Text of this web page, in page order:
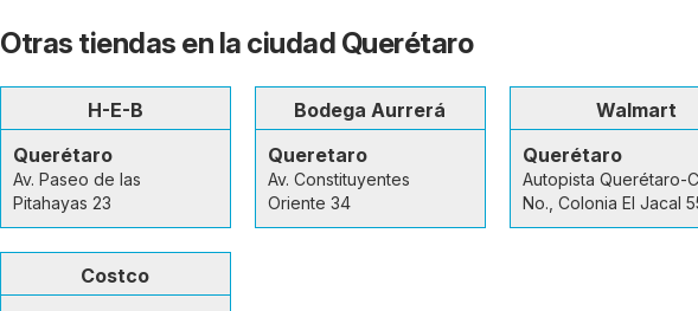
Otras tiendas en la ciudad Querétaro
H-E-B
Querétaro
Av. Paseo de las
Pitahayas 23
Bodega Aurrerá
Queretaro
Av. Constituyentes
Oriente 34
Walmart
Querétaro
Autopista Querétaro-
No., Colonia El Jacal
Costco